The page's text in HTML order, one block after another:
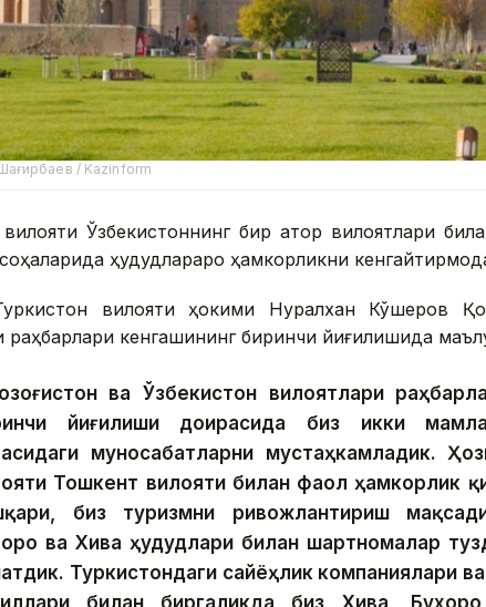
/ Kazinform
Ўзбекистоннинг бир қатор вилоятлари
соҳаларида ҳудудлараро ҳамкорликни
вилояти ҳокими Нуралхан Кўшеров
раҳбарлари кенгашининг биринчи йиғилишида
ва Ўзбекистон вилоятлари
йиғилиши доирасида биз икки
муносабатларни мустаҳкамладик.
Тошкент вилояти билан фаол ҳамкорлик
биз туризмни ривожлантириш
ва Хива ҳудудлари билан шартномалар
Туркистондаги сайёҳлик компаниялари
билан биргаликда биз Хива,